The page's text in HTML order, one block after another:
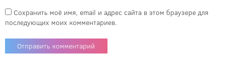
Сохранить моё имя, email и адрес сайта в этом браузере для
последующих моих комментариев.